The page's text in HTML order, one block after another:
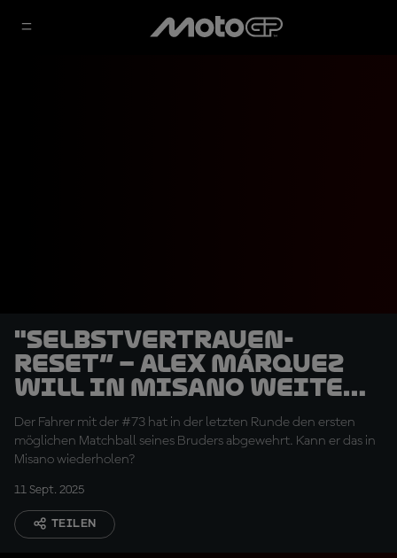
"Selbstvertrauen-
Reset“ – Alex Márquez
will in Misano weiter
auf Erfolgskurs bleiben
Der Fahrer mit der #73 hat in der letzten Runde den ersten
möglichen Matchball seines Bruders abgewehrt. Kann er das in
Misano wiederholen?
11 Sept. 2025
TEILEN